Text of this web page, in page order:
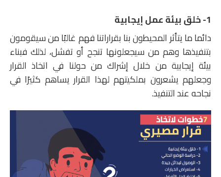
1- خلق بيئة عمل إيجابية
دائما ما يتأثر المحيطون بنا بقراراتنا فهم غالبًا من سيقومون
بتنفيذها وهم من سيجعلونها تنجح أو تفشل، لذلك فبناء
بيئة إيجابية من خلال إشراك من حولنا في اتخاذ القرار
وجعلهم يشعرون بملكيتهم لهذا القرار يساهم كثيرًا في
نجاحه عند التنفيذ.